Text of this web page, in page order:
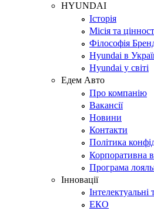
HYUNDAI
Історія
Місія та
Філософія
Hyundai в
Hyundai у світі
Едем Авто
Про компанію
Вакансії
Новини
Контакти
Політика
Корпоративна
Програма
Інновації
Інтелектуальні
ЕКО